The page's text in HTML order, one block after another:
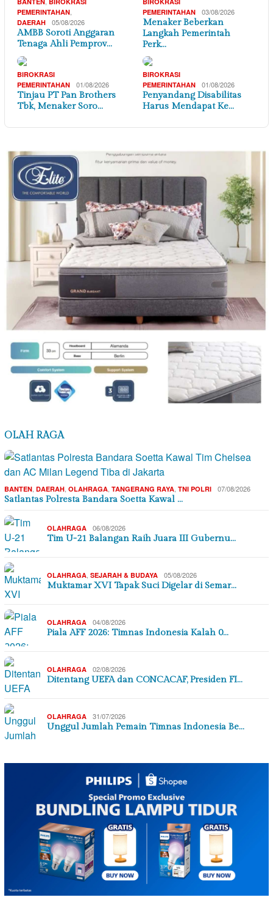
PEMERINTAHAN
DAERAH 05/08/2026
AMBB Soroti Anggaran
Tenaga Ahli Pemprov…
PEMERINTAHAN
03/08/2026
Menaker Beberkan
Langkah Pemerintah
Perk…
BIROKRASI
PEMERINTAHAN
01/08/2026
Tinjau PT Pan Brothers
Tbk, Menaker Soro…
BIROKRASI
PEMERINTAHAN
01/08/2026
Penyandang Disabilitas
Harus Mendapat Ke…
OLAH RAGA
BANTEN DAERAH OLAHRAGA TANGERANG RAYA TNI POLRI 07/08/2026
Satlantas Polresta Bandara Soetta Kawal …
OLAHRAGA 06/08/2026
Tim U-21 Balangan Raih Juara III Gubernu…
OLAHRAGA SEJARAH & BUDAYA 05/08/2026
Muktamar XVI Tapak Suci Digelar di Semar…
OLAHRAGA 04/08/2026
Piala AFF 2026: Timnas Indonesia Kalah 0…
OLAHRAGA 02/08/2026
Ditentang UEFA dan CONCACAF, Presiden FI…
OLAHRAGA 31/07/2026
Unggul Jumlah Pemain Timnas Indonesia Be…